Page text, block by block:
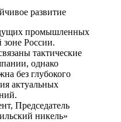
развитие
промышленных
России.
тактические
однако
без глубокого
актуальных
Председатель
никель»